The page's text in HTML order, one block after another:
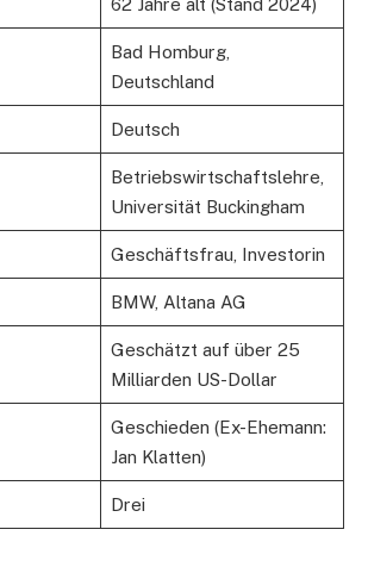
62 Jahre alt (Stand 2024)
Bad Homburg,
Deutschland
Deutsch
Betriebswirtschaftslehre,
Universität Buckingham
Geschäftsfrau, Investorin
BMW, Altana AG
Geschätzt auf über 25
Milliarden US-Dollar
Geschieden (Ex-Ehemann:
Jan Klatten)
Drei